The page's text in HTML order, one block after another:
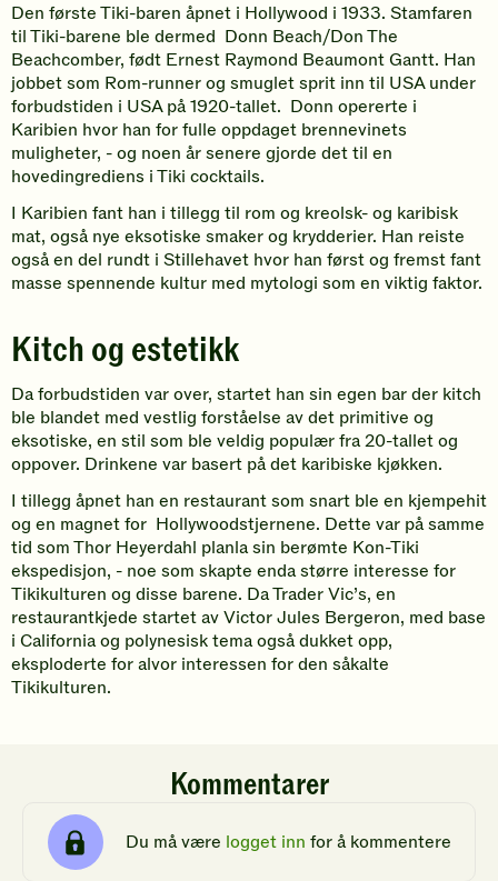
Den første Tiki-baren åpnet i Hollywood i 1933. Stamfaren
til Tiki-barene ble dermed Donn Beach/Don The
Beachcomber, født Ernest Raymond Beaumont Gantt. Han
jobbet som Rom-runner og smuglet sprit inn til USA under
forbudstiden i USA på 1920-tallet. Donn opererte i
Karibien hvor han for fulle oppdaget brennevinets
muligheter, - og noen år senere gjorde det til en
hovedingrediens i Tiki cocktails.
I Karibien fant han i tillegg til rom og kreolsk- og karibisk
mat, også nye eksotiske smaker og krydderier. Han reiste
også en del rundt i Stillehavet hvor han først og fremst fant
masse spennende kultur med mytologi som en viktig faktor.
Kitch og estetikk
Da forbudstiden var over, startet han sin egen bar der kitch
ble blandet med vestlig forståelse av det primitive og
eksotiske, en stil som ble veldig populær fra 20-tallet og
oppover. Drinkene var basert på det karibiske kjøkken.
I tillegg åpnet han en restaurant som snart ble en kjempehit
og en magnet for Hollywoodstjernene. Dette var på samme
tid som Thor Heyerdahl planla sin berømte Kon-Tiki
ekspedisjon, - noe som skapte enda større interesse for
Tikikulturen og disse barene. Da Trader Vic’s, en
restaurantkjede startet av Victor Jules Bergeron, med base
i California og polynesisk tema også dukket opp,
eksploderte for alvor interessen for den såkalte
Tikikulturen.
Kommentarer
Du må være logget inn for å kommentere